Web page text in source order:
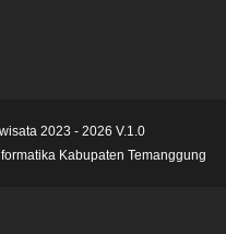
2023 - 2026 V.1.0
Kabupaten Temanggung